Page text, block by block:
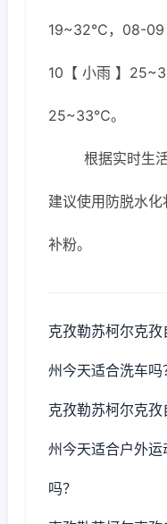
19~32℃，08-09
10【 小雨 】
25~33℃。
根据实时生
建议使用防脱水
补粉。
克孜勒苏柯尔克孜
州今天适合洗车吗
克孜勒苏柯尔克孜
州今天适合户外运
吗？